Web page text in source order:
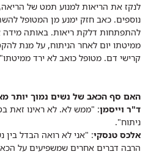
לנקז את הריאות למנוע תמט של הריאה,
נוספים. כאב חזק ימנע מן המטופל
להתפתחות דלקת ריאות. באותה מידה
ממיטתו יום לאחר הניתוח, על מנת
קרישי דם. מטופל כואב לא ירד
האם סף הכאב של נשים נמוך יותר
ד"ר וייסמן: "ממש לא. לא ראינו זאת
ניתוח".
אלכס טנסקי: "אני לא רואה הבדל בין
הרבה דברים אחרים שמשפיעים על